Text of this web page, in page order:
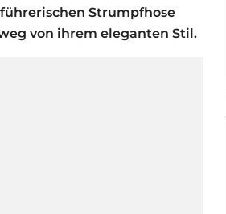
Strumpfhose
von ihrem eleganten Stil.